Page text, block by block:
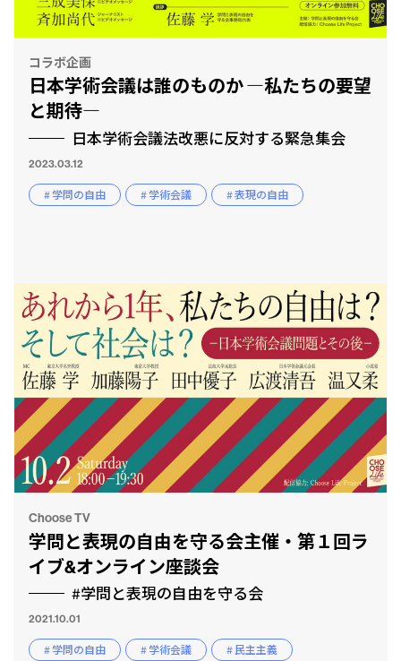
コラボ企画
日本学術会議は誰のものか ―私たちの要望
と期待―
日本学術会議法改悪に反対する緊急集会
2023.03.12
# 学問の自由 # 学術会議 # 表現の自由
Choose TV
学問と表現の自由を守る会主催・第１回ラ
イブ&オンライン座談会
#学問と表現の自由を守る会
2021.10.01
# 学問の自由 # 学術会議
# 民主主義